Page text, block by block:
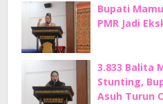
Bupati
PMR Jadi
3.833 Balita
Stunting,
Asuh Turun